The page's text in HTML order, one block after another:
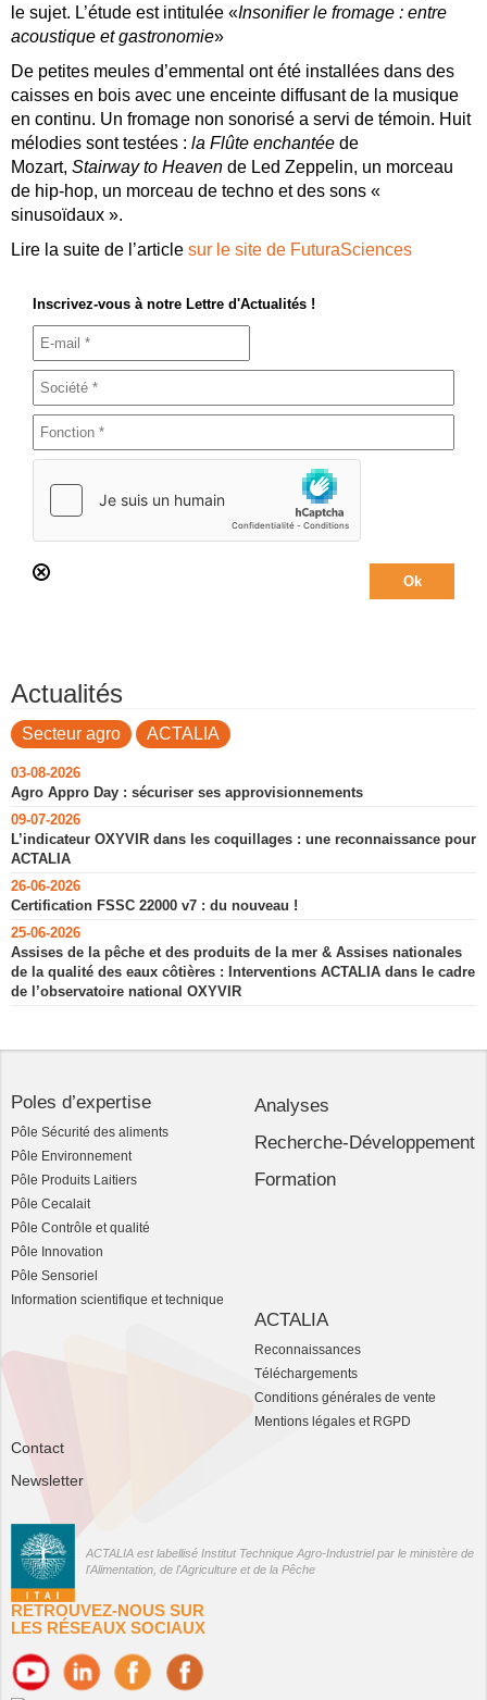
le sujet. L’étude est intitulée «Insonifier le fromage : entre
acoustique et gastronomie»
De petites meules d’emmental ont été installées dans des
caisses en bois avec une enceinte diffusant de la musique
en continu. Un fromage non sonorisé a servi de témoin. Huit
mélodies sont testées : la Flûte enchantée de
Mozart, Stairway to Heaven de Led Zeppelin, un morceau
de hip-hop, un morceau de techno et des sons «
sinusoïdaux ».
Lire la suite de l’article sur le site de FuturaSciences
Inscrivez-vous à notre Lettre d'Actualités !
Actualités
Secteur agro ACTALIA
03-08-2026
Agro Appro Day : sécuriser ses approvisionnements
09-07-2026
L’indicateur OXYVIR dans les coquillages : une reconnaissance pour
ACTALIA
26-06-2026
Certification FSSC 22000 v7 : du nouveau !
25-06-2026
Assises de la pêche et des produits de la mer & Assises nationales
de la qualité des eaux côtières : Interventions ACTALIA dans le cadre
de l’observatoire national OXYVIR
Poles d’expertise
Pôle Sécurité des aliments
Pôle Environnement
Pôle Produits Laitiers
Pôle Cecalait
Pôle Contrôle et qualité
Pôle Innovation
Pôle Sensoriel
Information scientifique et technique
Analyses
Recherche-Développement
Formation
ACTALIA
Reconnaissances
Téléchargements
Conditions générales de vente
Mentions légales et RGPD
Contact
Newsletter
ACTALIA est labellisé Institut Technique Agro-Industriel par le ministère de
l'Alimentation, de l'Agriculture et de la Pêche
RETROUVEZ-NOUS SUR
LES RÉSEAUX SOCIAUX